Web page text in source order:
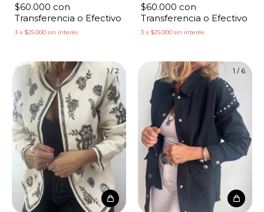
$60.000 con
Transferencia o Efectivo
3 x $25.000 sin interés
$60.000 con
Transferencia o Efectivo
3 x $25.000 sin interés
1/2 1 / 6